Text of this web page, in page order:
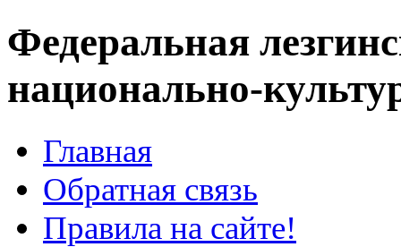
Федеральная
национально-
Главная
Обратная связь
Правила на сайте!